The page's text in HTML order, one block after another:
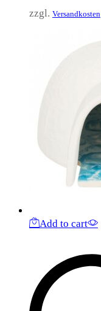
zzgl. Versandkosten
Add to cart